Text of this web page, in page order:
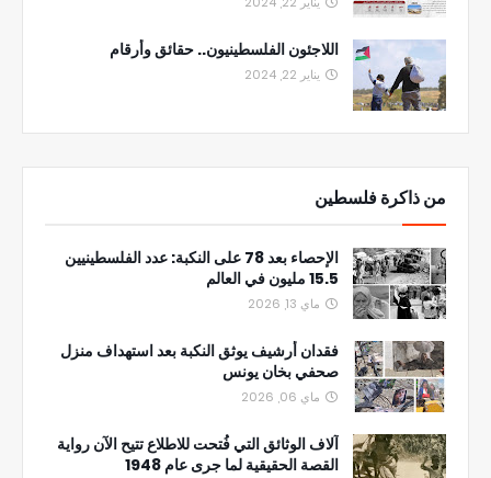
اللاجئون الفلسطينيون.. حقائق وأرقام
يناير 22, 2024
من ذاكرة فلسطين
الإحصاء بعد 78 على النكبة: عدد الفلسطينيين
15.5 مليون في العالم
ماي 13, 2026
فقدان أرشيف يوثق النكبة بعد استهداف منزل
صحفي بخان يونس
ماي 06, 2026
آلاف الوثائق التي فُتحت للاطلاع تتيح الآن رواية
القصة الحقيقية لما جرى عام 1948